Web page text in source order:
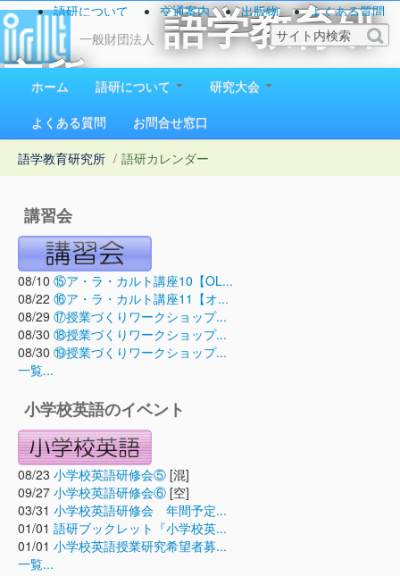
一般財団法人
語学教育研
究所
1923（大正12）年創立
語研について 交通案内 出版物
よくある質問
お問い合わせ
ホーム 語研について
研究大会
よくある質問
お問合せ窓口
語学教育研究所 / 語研カレンダー
講習会
08/10 ⑮ア・ラ・カルト講座10【OL...
08/22 ⑯ア・ラ・カルト講座11【オ...
08/29 ⑰授業づくりワークショップ...
08/30 ⑱授業づくりワークショップ...
08/30 ⑲授業づくりワークショップ...
一覧...
小学校英語のイベント
08/23 小学校英語研修会⑤ [混]
09/27 小学校英語研修会⑥ [空]
03/31 小学校英語研修会 年間予定...
01/01 語研ブックレット『小学校英...
01/01 小学校英語授業研究希望者募...
一覧...